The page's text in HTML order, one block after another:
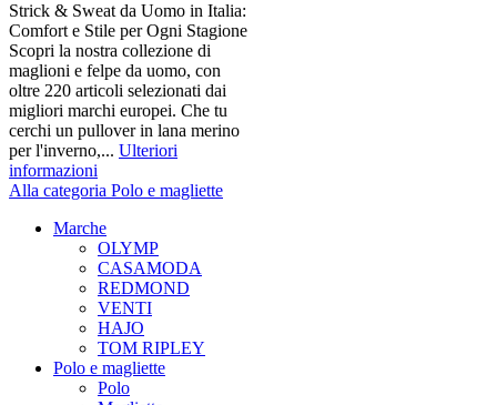
Strick & Sweat da Uomo in Italia:
Comfort e Stile per Ogni Stagione
Scopri la nostra collezione di
maglioni e felpe da uomo, con
oltre 220 articoli selezionati dai
migliori marchi europei. Che tu
cerchi un pullover in lana merino
per l'inverno,... Ulteriori
informazioni
Alla categoria Polo e magliette
Marche
OLYMP
CASAMODA
REDMOND
VENTI
HAJO
TOM RIPLEY
Polo e magliette
Polo